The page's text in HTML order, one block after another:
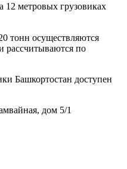
12 метровых грузовиках
тонн осуществляются
рассчитываются по
Башкортостан доступен
дом 5/1